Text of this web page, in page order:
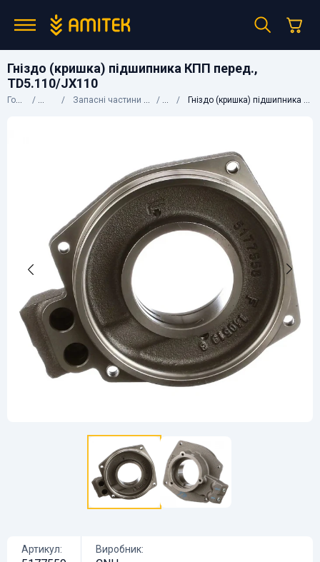
Гніздо (кришка) підшипника КПП перед.,
TD5.110/JX110
Головна КаталогЗапасні частини до сільгосптехніки CNH Гніздо (кришка) підшипника КПП перед., TD5.110/JX110
Артикул: Виробник: